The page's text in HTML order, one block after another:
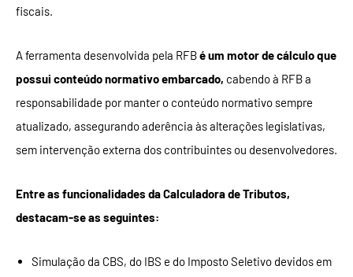
fiscais.
A ferramenta desenvolvida pela RFBé um motor de cálculo que
possui conteúdo normativo embarcado, cabendo à RFB a
responsabilidade por manter o conteúdo normativo sempre
atualizado, assegurando aderência às alterações legislativas,
sem intervenção externa dos contribuintes ou desenvolvedores.
Entre as funcionalidades da Calculadora de Tributos,
destacam-se as seguintes:
Simulação da CBS, do IBS e do Imposto Seletivo devidos em